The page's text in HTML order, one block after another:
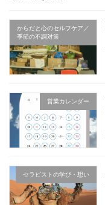
からだと心のセルフケア／
季節の不調対策
営業カレンダー
セラピストの学び・想い